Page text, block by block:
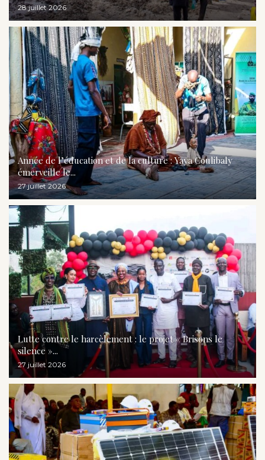
28 juillet 2026
Année de l’éducation et de la culture : Yaya Coulibaly
émerveille le...
27 juillet 2026
Lutte contre le harcèlement : le projet « Brisons le
silence »...
27 juillet 2026